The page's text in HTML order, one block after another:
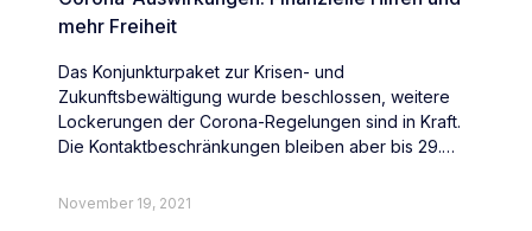
mehr Freiheit
Das Konjunkturpaket zur Krisen- und
Zukunftsbewältigung wurde beschlossen, weitere
Lockerungen der Corona-Regelungen sind in Kraft.
Die Kontaktbeschränkungen bleiben aber bis 29.
November 19, 2021